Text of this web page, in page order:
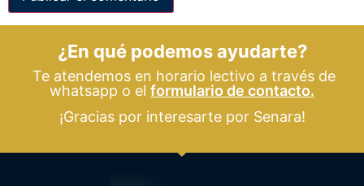
¿En qué podemos ayudarte?
Te atendemos en horario lectivo a través de
whatsapp o el formulario de contacto.
¡Gracias por interesarte por Senara!